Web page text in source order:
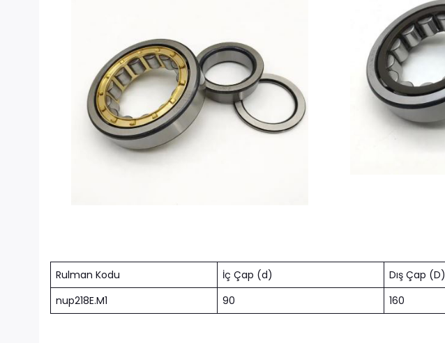
Rulman Kodu İç Çap (d) Dış Çap (D)
nup218E.M1
90 160